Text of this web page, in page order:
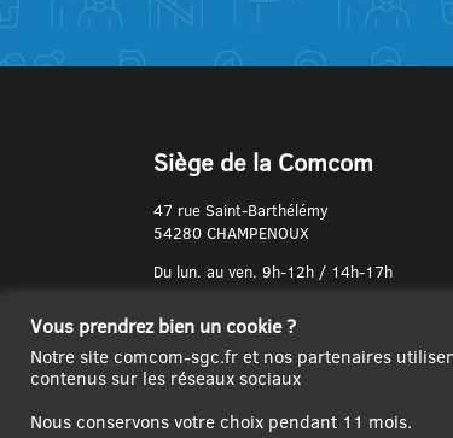
Siège de la Comcom
47 rue Saint-Barthélémy
54280 CHAMPENOUX
Du lun. au ven. 9h-12h / 14h-17h
03 83 31 74 37
Vous prendrez bien un cookie ?
Notre site comcom-sgc.fr et nos partenaires
contenus sur les réseaux sociaux
Nous conservons votre choix pendant 11 mois.